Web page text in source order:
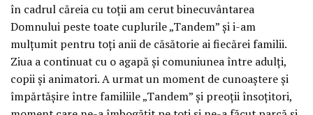
în cadrul căreia cu toții am cerut binecuvântarea
Domnului peste toate cuplurile „Tandem” și i-am
mulțumit pentru toți anii de căsătorie ai fiecărei familii.
Ziua a continuat cu o agapă și comuniunea între adulți,
copii și animatori. A urmat un moment de cunoaștere și
împărtășire între familiile „Tandem” și preoții însoțitori,